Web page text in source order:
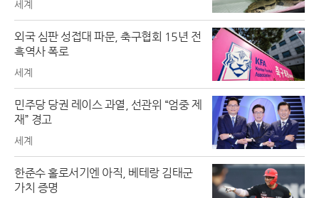
세계
외국 심판 성접대 파문, 축구협회 15년 전
흑역사 폭로
세계
민주당 당권 레이스 과열, 선관위 “엄중 제
재” 경고
세계
한준수 홀로서기엔 아직, 베테랑 김태군
가치 증명